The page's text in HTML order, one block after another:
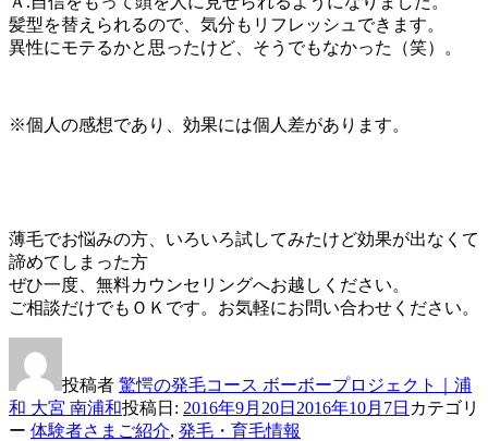
髪型を替えられるので、気分もリフレッシュできます。
異性にモテるかと思ったけど、そうでもなかった（笑）。
※個人の感想であり、効果には個人差があります。
薄毛でお悩みの方、いろいろ試してみたけど効果が出なくて
諦めてしまった方
ぜひ一度、無料カウンセリングへお越しください。
ご相談だけでもＯＫです。お気軽にお問い合わせください。
投稿者 驚愕の発毛コース ボーボープロジェクト｜浦
和 大宮 南浦和投稿日: 2016年9月20日 2016年10月7日 カテゴリ
ー 体験者さまご紹介, 発毛・育毛情報